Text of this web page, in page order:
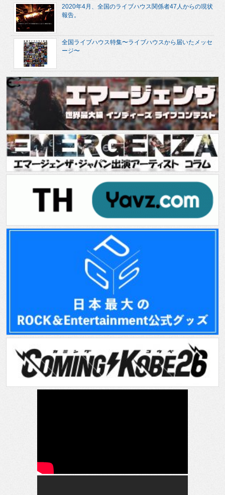
2020年4月、全国のライブハウス関係者47人からの現状
報告。
全国ライブハウス特集〜ライブハウスから届いたメッセ
ージ〜